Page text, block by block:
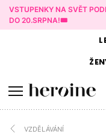
VSTUPENKY NA SVĚT
DO 20.SRPNA!🎟️
VZDĚLÁVÁNÍ